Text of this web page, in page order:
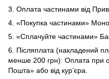
3. Оплата частинами від
4. «Покупка частинами»
5. «Сплачуйте частинами»
6. Післяплата (накладений
менше 200 грн): Оплата при
Пошта» або від кур’єра.